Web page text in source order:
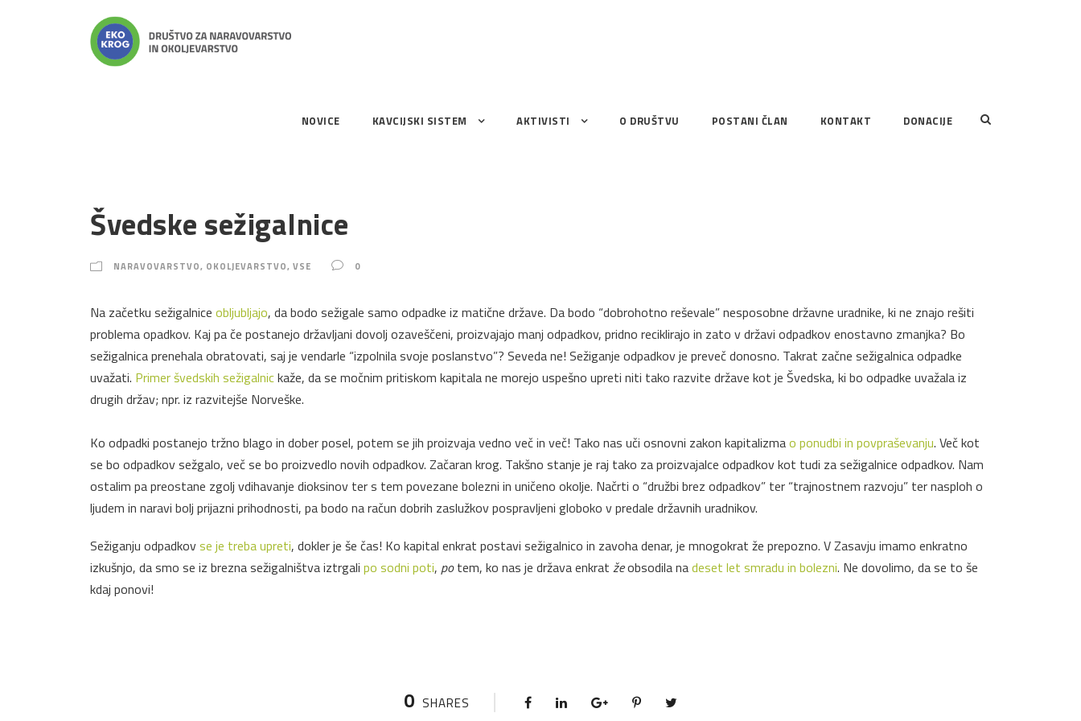
NOVICE KAVCIJSKI SISTEM AKTIVISTI O DRUŠTVU POSTANI ČLAN KONTAKT DONACIJE
Švedske sežigalnice
NARAVOVARSTVO, OKOLJEVARSTVO, VSE 0
Na začetku sežigalnice obljubljajo, da bodo sežigale samo odpadke iz matične države. Da bodo “dobrohotno reševale” nesposobne državne uradnike, ki ne znajo rešiti
problema opadkov. Kaj pa če postanejo državljani dovolj ozaveščeni, proizvajajo manj odpadkov, pridno reciklirajo in zato v državi odpadkov enostavno zmanjka? Bo
sežigalnica prenehala obratovati, saj je vendarle “izpolnila svoje poslanstvo”? Seveda ne! Sežiganje odpadkov je preveč donosno. Takrat začne sežigalnica odpadke
uvažati. Primer švedskih sežigalnickaže, da se močnim pritiskom kapitala ne morejo uspešno upreti niti tako razvite države kot je Švedska, ki bo odpadke uvažala iz
drugih držav; npr. iz razvitejše Norveške.
Ko odpadki postanejo tržno blago in dober posel, potem se jih proizvaja vedno več in več! Tako nas uči osnovni zakon kapitalizmao ponudbi in povpraševanju. Več kot
se bo odpadkov sežgalo, več se bo proizvedlo novih odpadkov. Začaran krog. Takšno stanje je raj tako za proizvajalce odpadkov kot tudi za sežigalnice odpadkov. Nam
ostalim pa preostane zgolj vdihavanje dioksinov ter s tem povezane bolezni in uničeno okolje. Načrti o “družbi brez odpadkov” ter “trajnostnem razvoju” ter nasploh o
ljudem in naravi bolj prijazni prihodnosti, pa bodo na račun dobrih zaslužkov pospravljeni globoko v predale državnih uradnikov.
Sežiganju odpadkovse je treba upreti, dokler je še čas! Ko kapital enkrat postavi sežigalnico in zavoha denar, je mnogokrat že prepozno. V Zasavju imamo enkratno
izkušnjo, da smo se iz brezna sežigalništva iztrgali po sodni poti, potem, ko nas je država enkrat žeobsodila nadeset let smradu in bolezni. Ne dovolimo, da se to še
kdaj ponovi!
0 SHARES